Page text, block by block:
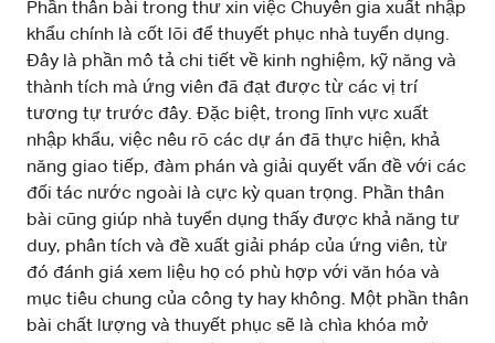
Phần thân bài trong thư xin việc Chuyên gia xuất nhập
khẩu chính là cốt lõi để thuyết phục nhà tuyển dụng.
Đây là phần mô tả chi tiết về kinh nghiệm, kỹ năng và
thành tích mà ứng viên đã đạt được từ các vị trí
tương tự trước đây. Đặc biệt, trong lĩnh vực xuất
nhập khẩu, việc nêu rõ các dự án đã thực hiện, khả
năng giao tiếp, đàm phán và giải quyết vấn đề với các
đối tác nước ngoài là cực kỳ quan trọng. Phần thân
bài cũng giúp nhà tuyển dụng thấy được khả năng tư
duy, phân tích và đề xuất giải pháp của ứng viên, từ
đó đánh giá xem liệu họ có phù hợp với văn hóa và
mục tiêu chung của công ty hay không. Một phần thân
bài chất lượng và thuyết phục sẽ là chìa khóa mở